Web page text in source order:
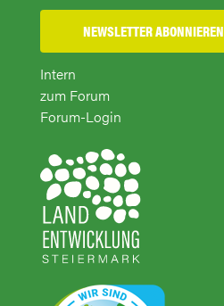
NEWSLETTER ABONNIEREN
Intern
zum Forum
Forum-Login